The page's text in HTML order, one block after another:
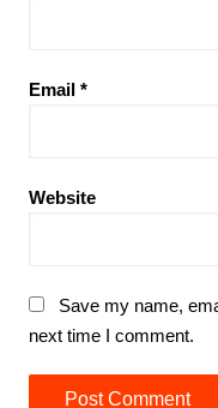
Email *
Website
Save my name,
next time I comment.